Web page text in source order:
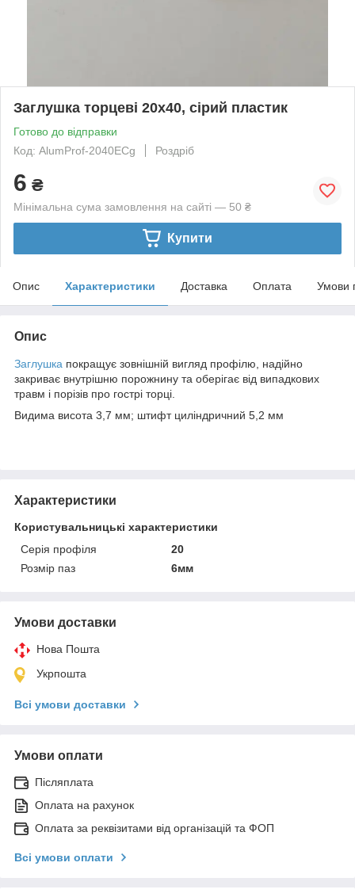
Заглушка торцеві 20х40, сірий пластик
Готово до відправки
Код: AlumProf-2040ECg
Роздріб
6 ₴
Мінімальна сума замовлення на сайті — 50 ₴
Купити
Опис Характеристики Доставка Оплата Умови
Опис
Заглушка покращує зовнішній вигляд профілю, надійно
закриває внутрішню порожнину та оберігає від випадкових
травм і порізів про гострі торці.
Видима висота 3,7 мм; штифт циліндричний 5,2 мм
Характеристики
Користувальницькі характеристики
Серія профіля
20
Розмір паз
6мм
Умови доставки
Нова Пошта
Укрпошта
Всі умови доставки
Умови оплати
Післяплата
Оплата на рахунок
Оплата за реквізитами від організацій та ФОП
Всі умови оплати